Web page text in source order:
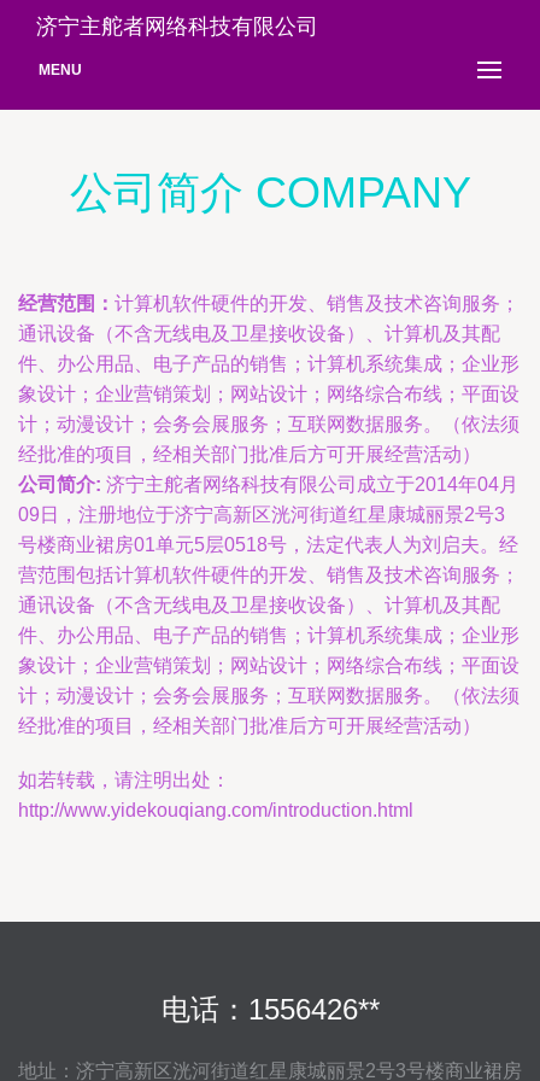
济宁主舵者网络科技有限公司
MENU
公司简介 COMPANY
经营范围： 计算机软件硬件的开发、销售及技术咨询服务；
通讯设备（不含无线电及卫星接收设备）、计算机及其配
件、办公用品、电子产品的销售；计算机系统集成；企业形
象设计；企业营销策划；网站设计；网络综合布线；平面设
计；动漫设计；会务会展服务；互联网数据服务。（依法须
经批准的项目，经相关部门批准后方可开展经营活动）
公司简介: 济宁主舵者网络科技有限公司成立于2014年04月
09日，注册地位于济宁高新区洸河街道红星康城丽景2号3
号楼商业裙房01单元5层0518号，法定代表人为刘启夫。经
营范围包括计算机软件硬件的开发、销售及技术咨询服务；
通讯设备（不含无线电及卫星接收设备）、计算机及其配
件、办公用品、电子产品的销售；计算机系统集成；企业形
象设计；企业营销策划；网站设计；网络综合布线；平面设
计；动漫设计；会务会展服务；互联网数据服务。（依法须
经批准的项目，经相关部门批准后方可开展经营活动）
如若转载，请注明出处：
http://www.yidekouqiang.com/introduction.html
电话：1556426**
地址：济宁高新区洸河街道红星康城丽景2号3号楼商业裙房